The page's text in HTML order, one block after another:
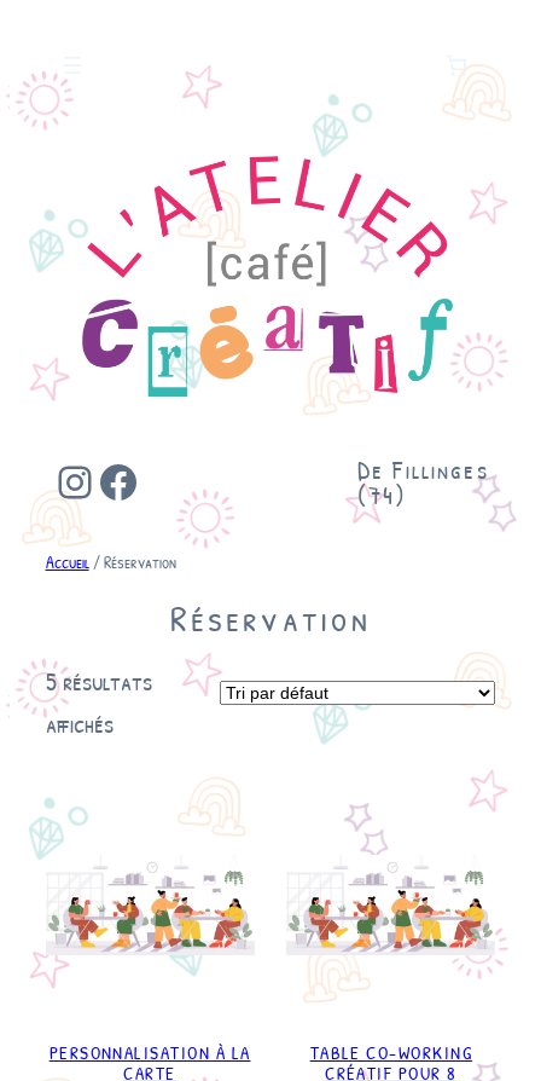
Instagram Facebook De Fillinges
(74)
Accueil / Réservation
Réservation
5 résultats
affichés
PERSONNALISATION À LA
CARTE
TABLE CO-WORKING
CRÉATIF POUR 8